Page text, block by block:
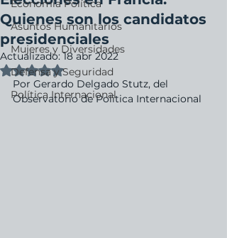
Economía Política
Asuntos Humanitarios
Mujeres y Diversidades
Defensa y Seguridad
Política Internacional
Quienes son los candidatos
presidenciales
Actualizado:18 abr 2022
Obtuvo NaN de 5 estrellas.
Por Gerardo Delgado Stutz, del
Observatorio de Politica Internacional